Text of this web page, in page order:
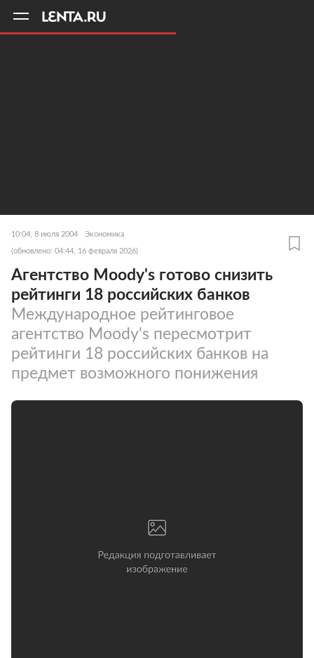
10:04, 8 июля 2004 Экономика
(обновлено: 04:44, 16 февраля 2026)
Агентство Moody's готово снизить
рейтинги 18 российских банков
Международное рейтинговое
агентство Moody's пересмотрит
рейтинги 18 российских банков на
предмет возможного понижения